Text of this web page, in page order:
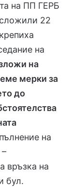
на ПП ГЕРБ
22
на
на
мерки за
до
на
–
връзка на
бул.